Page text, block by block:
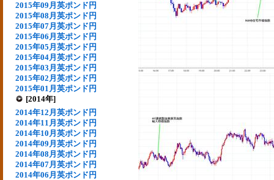
2015年09月英ポンド円
2015年08月英ポンド円
2015年07月英ポンド円
2015年06月英ポンド円
2015年05月英ポンド円
2015年04月英ポンド円
2015年03月英ポンド円
2015年02月英ポンド円
2015年01月英ポンド円
[2014年]
2014年12月英ポンド円
2014年11月英ポンド円
2014年10月英ポンド円
2014年09月英ポンド円
2014年08月英ポンド円
2014年07月英ポンド円
2014年06月英ポンド円